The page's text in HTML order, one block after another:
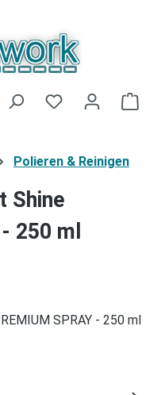
Du hast 0
Polieren & Reinigen
Shine
250 ml